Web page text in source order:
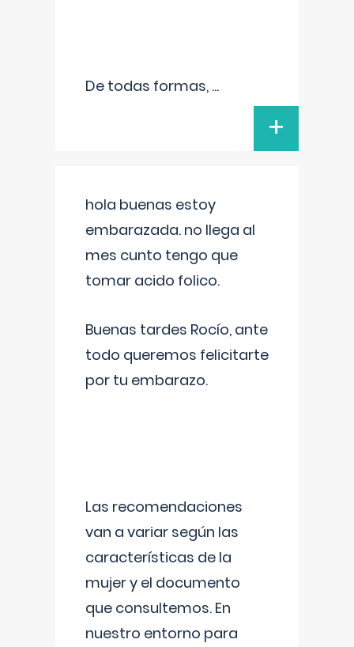
De todas formas, ...
+
hola buenas estoy
embarazada. no llega al
mes cunto tengo que
tomar acido folico.
Buenas tardes Rocío, ante
todo queremos felicitarte
por tu embarazo.
Las recomendaciones
van a variar según las
características de la
mujer y el documento
que consultemos. En
nuestro entorno para